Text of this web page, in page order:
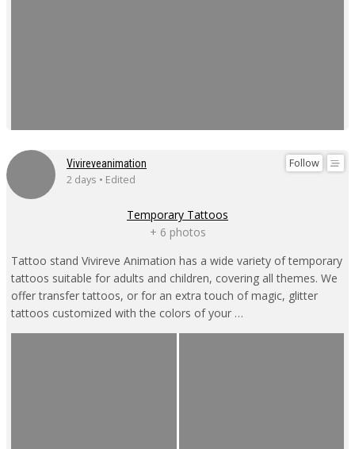
Follow
Vivireveanimation
2 days • Edited
Temporary Tattoos
+ 6 photos
Tattoo stand Vivireve Animation has a wide variety of temporary
tattoos suitable for adults and children, covering all themes. We
offer transfer tattoos, or for an extra touch of magic, glitter
tattoos customized with the colors of your …